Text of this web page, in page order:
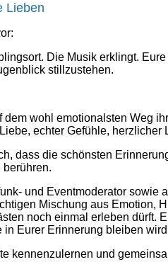
Lieben
Die Musik erklingt.
stillzustehen.
wohl emotionalsten Weg
echter Gefühle,
dass die schönsten
berühren.
und Eventmoderator
Mischung aus Emotion,
noch einmal erleben dürft.
Eurer Erinnerung bleiben
kennenzulernen und